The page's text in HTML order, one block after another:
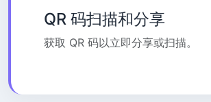
QR 码扫描和分享
获取 QR 码以立即分享或扫描。